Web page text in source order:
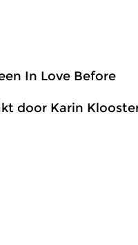
In Love Before
door Karin